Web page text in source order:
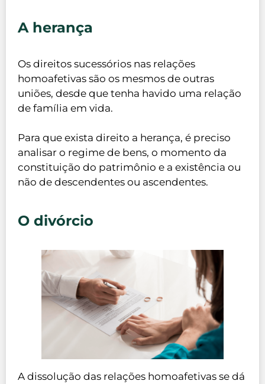
A herança
Os direitos sucessórios nas relações
homoafetivas são os mesmos de outras
uniões, desde que tenha havido uma relação
de família em vida.
Para que exista direito a herança, é preciso
analisar o regime de bens, o momento da
constituição do patrimônio e a existência ou
não de descendentes ou ascendentes.
O divórcio
A dissolução das relações homoafetivas se dá